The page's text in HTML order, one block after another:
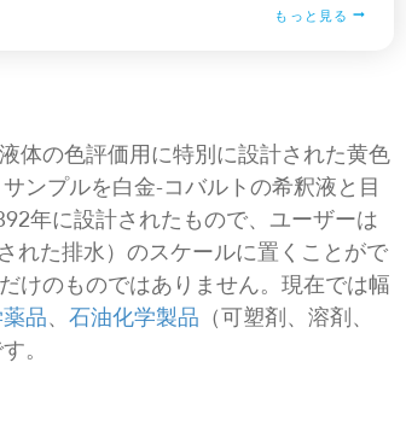
もっと見る
体の色評価用に特別に設計された黄色
ンプルを白金-コバルトの希釈液と目
年に設計されたもので、ユーザーは
れた排水）のスケールに置くことがで
けのものではありません。現在では幅
品、 石油化学製品 （可塑剤、溶剤、
。